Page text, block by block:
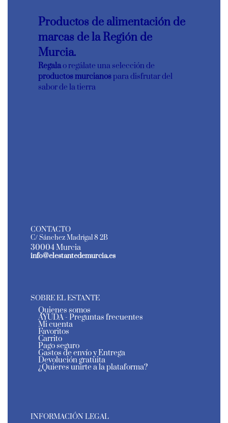
Productos de alimentación de
marcas de la Región de
Murcia.
Regalao regálate una selección de
productos murcianospara disfrutar del
sabor de la tierra
CONTACTO
C/ Sánchez Madrigal 8 2B
30004 Murcia
info@elestantedemurcia.es
SOBRE EL ESTANTE
Quienes somos
AYUDA - Preguntas frecuentes
Mi cuenta
Favoritos
Carrito
Pago seguro
Gastos de envío y Entrega
Devolución gratuita
¿Quieres unirte a la plataforma?
INFORMACIÓN LEGAL